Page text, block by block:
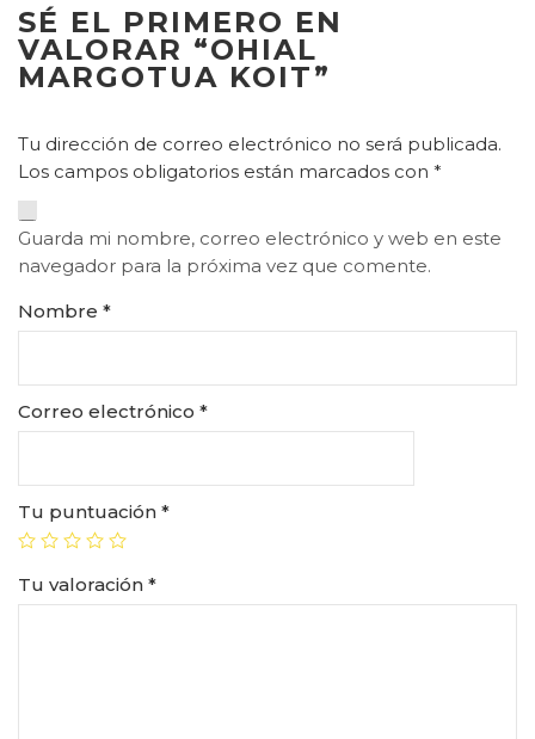
SÉ EL PRIMERO EN
VALORAR “OHIAL
MARGOTUA KOIT”
Tu dirección de correo electrónico no será publicada.
Los campos obligatorios están marcados con *
Guarda mi nombre, correo electrónico y web en este
navegador para la próxima vez que comente.
Nombre *
Correo electrónico *
Tu puntuación *
Tu valoración *